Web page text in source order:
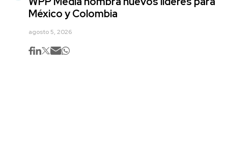
México y Colombia
agosto 5, 2026